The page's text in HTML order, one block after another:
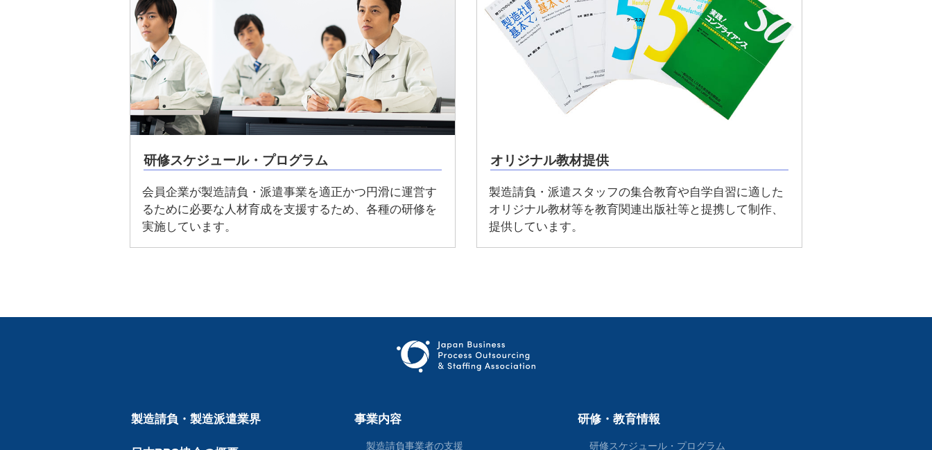
研修スケジュール・プログラム
会員企業が製造請負・派遣事業を適正かつ円滑に運営す
るために必要な人材育成を支援するため、各種の研修を
実施しています。
オリジナル教材提供
製造請負・派遣スタッフの集合教育や自学自習に適した
オリジナル教材等を教育関連出版社等と提携して制作、
提供しています。
製造請負・製造派遣業界 事業内容
製造請負事業者の支援
研修・教育情報
研修スケジュール・プログラム